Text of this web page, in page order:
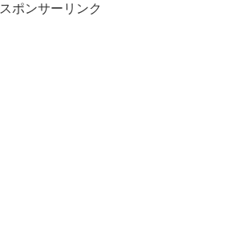
スポンサーリンク